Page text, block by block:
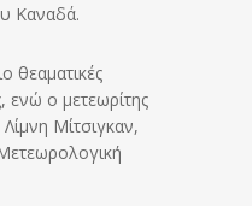
Καναδά.
θεαματικές
ενώ ο μετεωρίτης
Μίτσιγκαν,